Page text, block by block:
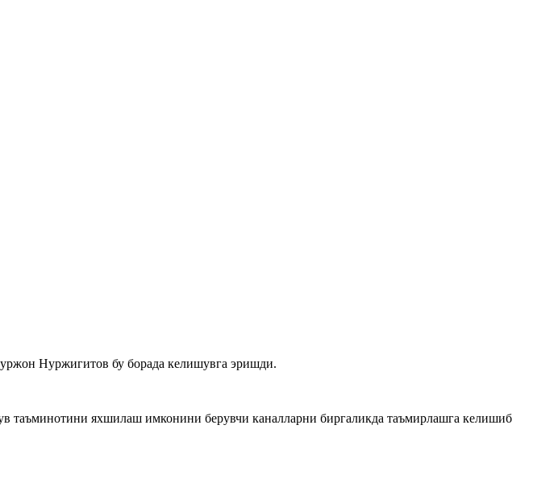
Нуржигитов бу борада келишувга эришди.
таъминотини яхшилаш имконини берувчи каналларни биргаликда таъмирлашга келишиб